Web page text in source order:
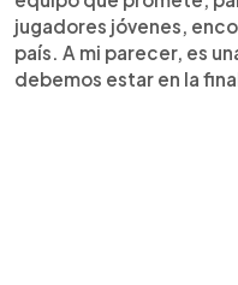
jugadores jóvenes,
país. A mi parecer, es
debemos estar en la